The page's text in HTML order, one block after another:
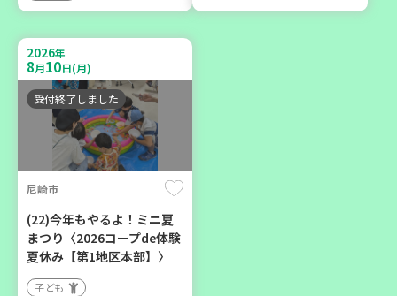
大人の発達障がいを学び、
親子で心を軽くしません
か？
大人向け
学び・体験
2026年
8月10日(月)
受付終了しました
尼崎市
(22)今年もやるよ！ミニ夏
まつり〈2026コープde体験
夏休み【第1地区本部】〉
子ども